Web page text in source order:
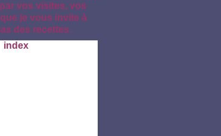
vos visites, vos
je vous invite à
des recettes.